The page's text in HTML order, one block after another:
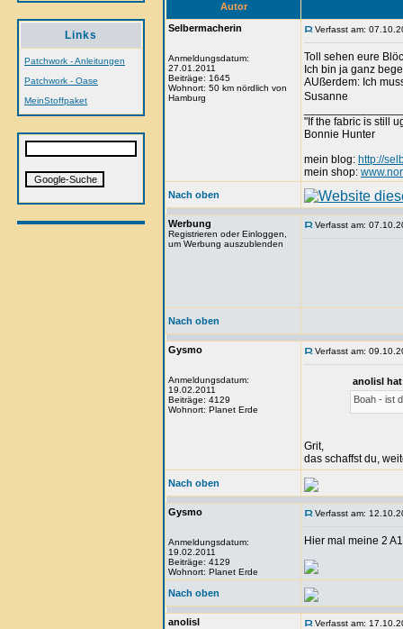
Links
Patchwork - Anleitungen
Patchwork - Oase
MeinStoffpaket
Autor
Selbermacherin
Anmeldungsdatum:
27.01.2011
Beiträge: 1645
Wohnort: 50 km nördlich von
Hamburg
Verfasst am:
Toll sehen eure
Ich bin ja ganz
AUßerdem: Ich
Susanne
"If the fabric is still
Bonnie Hunter
mein blog: http://
mein shop:
Nach oben
Werbung
Registrieren oder Einloggen,
um Werbung auszublenden
Verfasst am:
Nach oben
Gysmo
Anmeldungsdatum:
19.02.2011
Beiträge: 4129
Wohnort: Planet Erde
Verfasst am:
anolisl
Boah - ist
Grit,
das schaffst du,
Nach oben
Gysmo
Anmeldungsdatum:
19.02.2011
Beiträge: 4129
Wohnort: Planet Erde
Verfasst am:
Hier mal meine 2 A1
Nach oben
anolisl Verfasst am: